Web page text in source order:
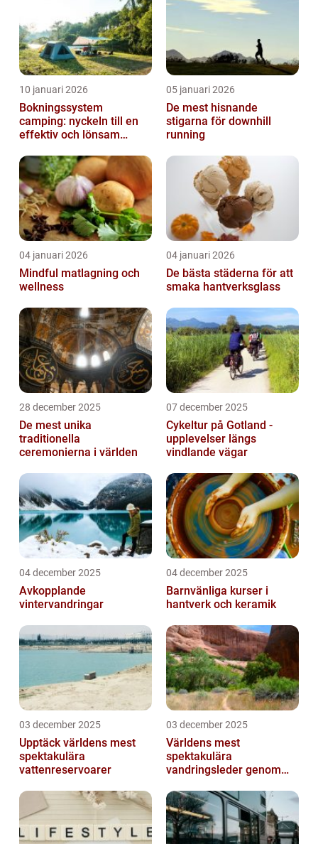
10 januari 2026
Bokningssystem
camping: nyckeln till en
effektiv och lönsam
05 januari 2026
De mest hisnande
stigarna för downhill
running
04 januari 2026
Mindful matlagning och
wellness
04 januari 2026
De bästa städerna för att
smaka hantverksglass
28 december 2025
De mest unika
traditionella
ceremonierna i världen
07 december 2025
Cykeltur på Gotland -
upplevelser längs
vindlande vägar
04 december 2025
Avkopplande
vintervandringar
04 december 2025
Barnvänliga kurser i
hantverk och keramik
03 december 2025
Upptäck världens mest
spektakulära
vattenreservoarer
03 december 2025
Världens mest
spektakulära
vandringsleder genom